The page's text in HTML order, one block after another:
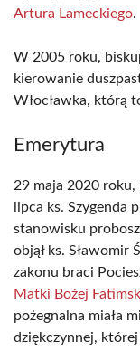
Artura Lameckiego.
W 2005 roku,
kierowanie
Włocławka, którą
Emerytura
29 maja 2020 roku,
lipca ks. Szygenda
stanowisku
objął ks. Sławomir
zakonu braci
Matki Bożej
pożegnalna miała
dziękczynnej,